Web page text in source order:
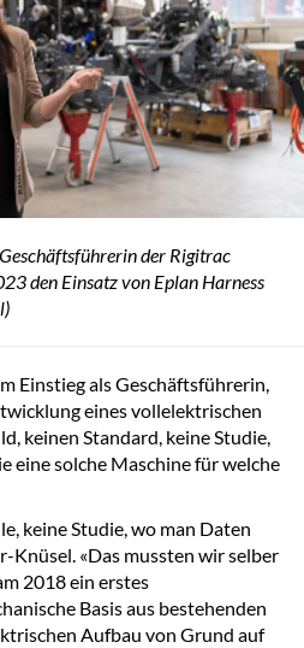
der Rigitrac
den Einsatz von Eplan Harness
Einstieg als Geschäftsführerin,
eines vollelektrischen
keinen Standard, keine Studie,
eine solche Maschine für welche
keine Studie, wo man Daten
Knüsel. «Das mussten wir selber
2018 ein erstes
Basis aus bestehenden
Aufbau von Grund auf